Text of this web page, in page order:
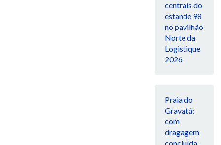
centrais do
estande 98
no pavilhão
Norte da
Logistique
2026
Praia do
Gravatá:
com
dragagem
concluída,